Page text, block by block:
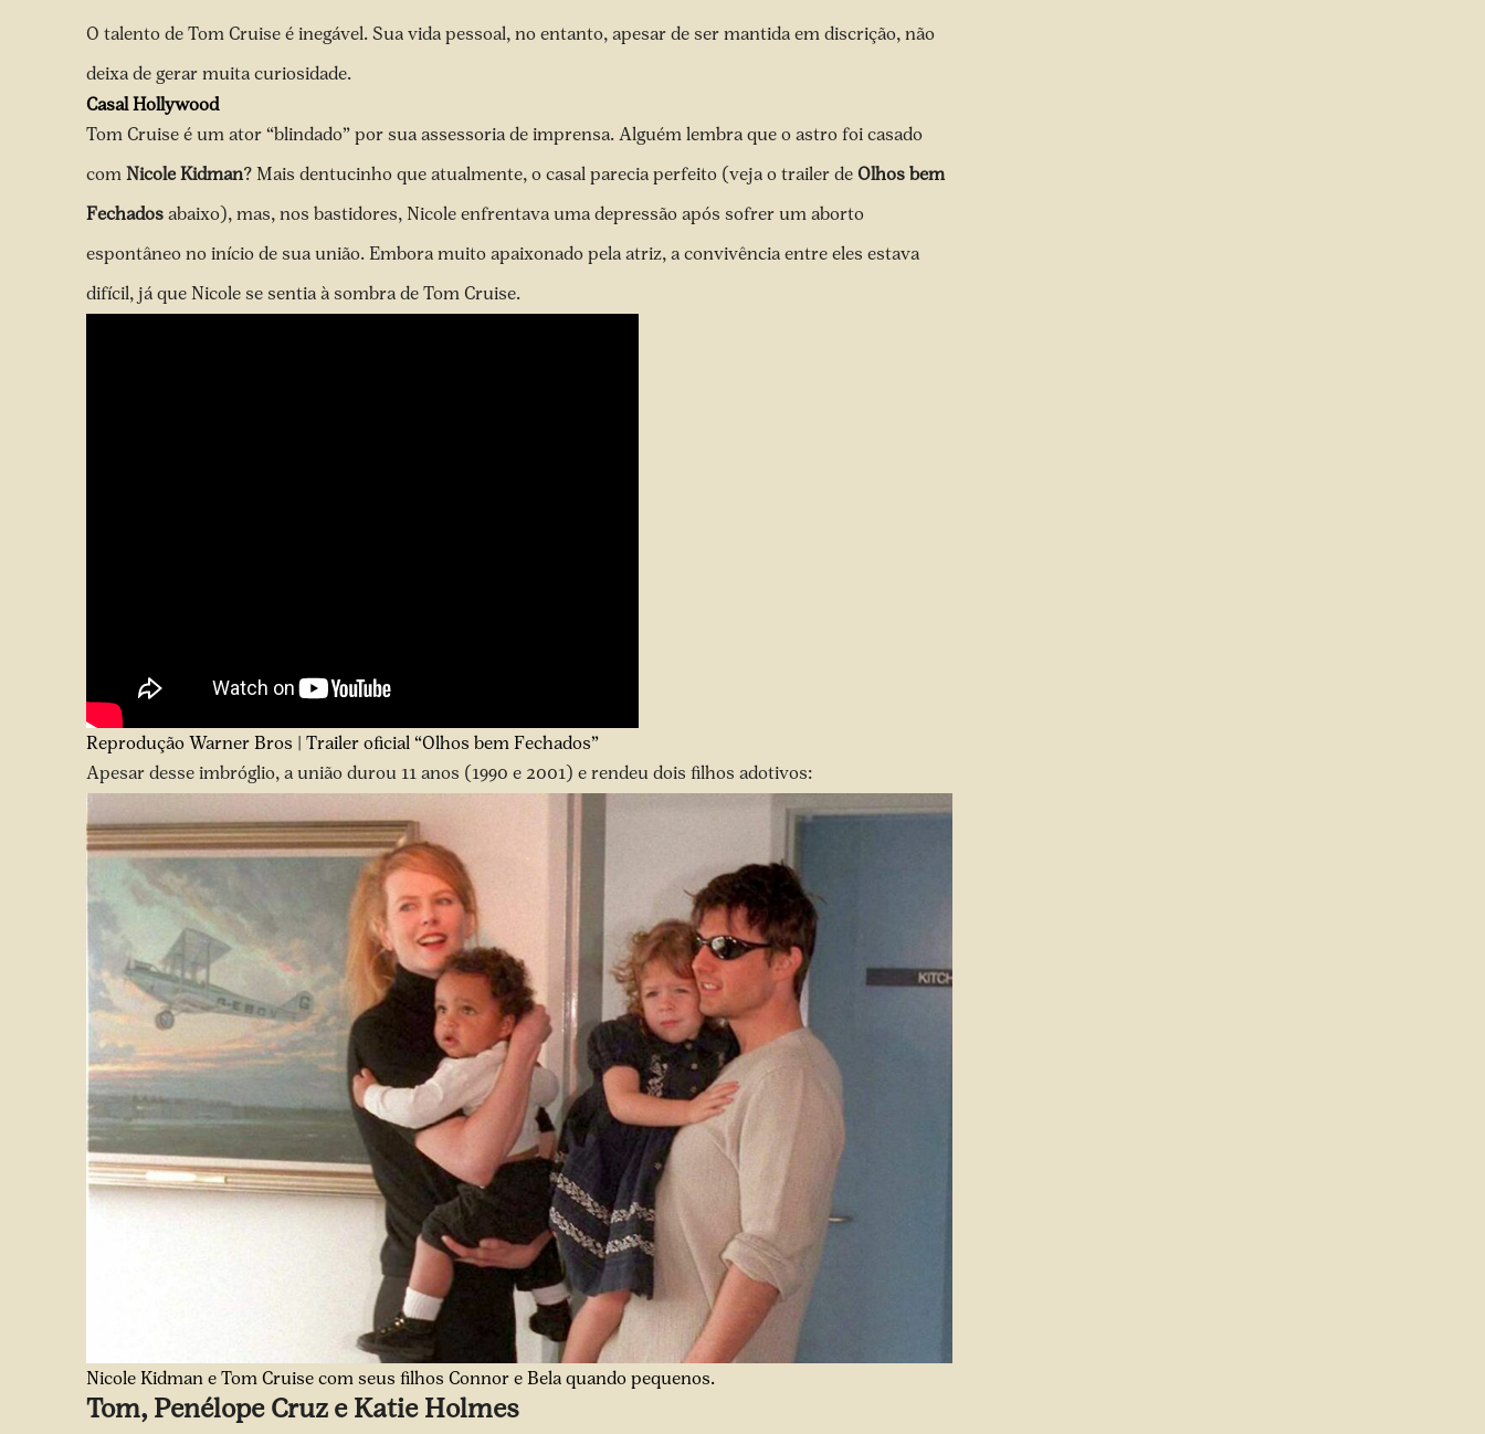
O talento de Tom Cruise é inegável. Sua vida pessoal, no entanto, apesar de ser mantida em discrição, não
deixa de gerar muita curiosidade.
Casal Hollywood
Tom Cruise é um ator “blindado” por sua assessoria de imprensa. Alguém lembra que o astro foi casado
com Nicole Kidman? Mais dentucinho que atualmente, o casal parecia perfeito (veja o trailer de Olhos bem
Fechados abaixo), mas, nos bastidores, Nicole enfrentava uma depressão após sofrer um aborto
espontâneo no início de sua união. Embora muito apaixonado pela atriz, a convivência entre eles estava
difícil, já que Nicole se sentia à sombra de Tom Cruise.
Reprodução Warner Bros | Trailer oficial “Olhos bem Fechados”
Apesar desse imbróglio, a união durou 11 anos (1990 e 2001) e rendeu dois filhos adotivos:
Nicole Kidman e Tom Cruise com seus filhos Connor e Bela quando pequenos.
Tom, Penélope Cruz e Katie Holmes